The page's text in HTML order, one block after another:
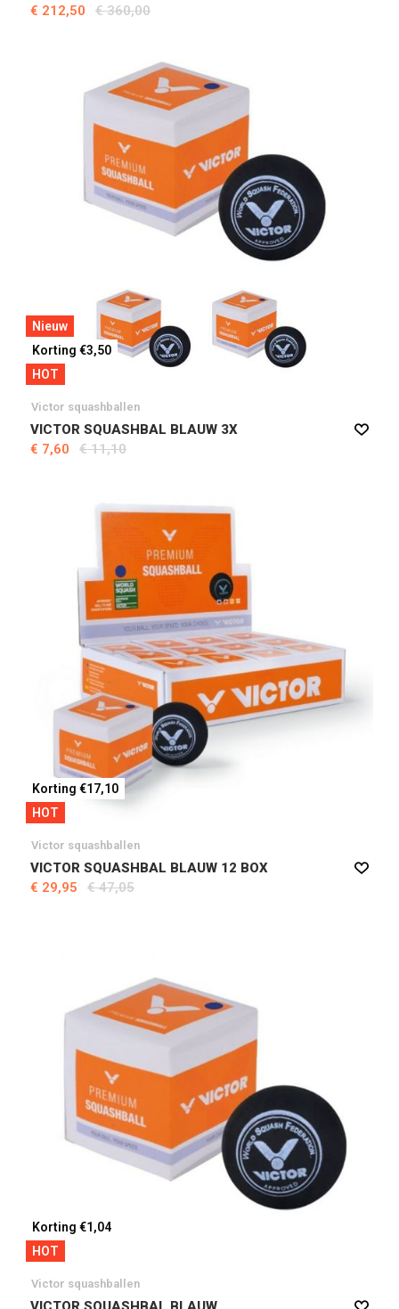
€ 212,50
€ 360,00
Nieuw
Korting €3,50
HOT
Victor squashballen
VICTOR SQUASHBAL BLAUW 3X
€ 7,60
€ 11,10
Korting €17,10
HOT
Victor squashballen
VICTOR SQUASHBAL BLAUW 12 BOX
€ 29,95
€ 47,05
Korting €1,04
HOT
Victor squashballen